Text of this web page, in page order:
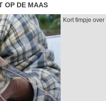
OP DE MAAS
Kort fimpje